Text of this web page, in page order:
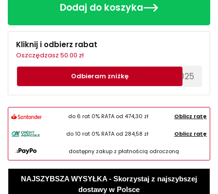
Dodaj do koszyka
Kliknij i odbierz rabat
Oszczędzasz 50.00 zł
********EWS2025
Odbieram zniżkę
do 6 rat 0% RATA od 474,30 zł Oblicz ratę
do 10 rat 0% RATA od 284,58 zł Oblicz ratę
dostępny zakup z płatnością odroczoną
NAJSZYBSZA WYSYŁKA - Skorzystaj z najszybszej
dostawy w Polsce